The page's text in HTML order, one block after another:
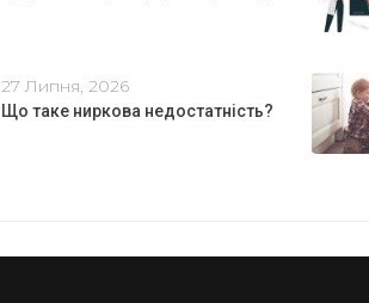
27 Липня, 2026
Що таке ниркова недостатність?